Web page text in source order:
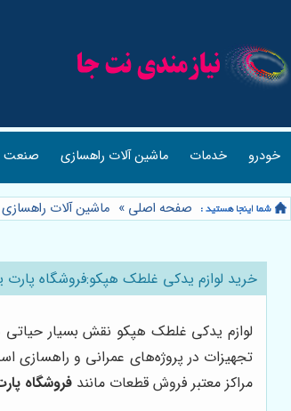
خودرو خدمات ماشین آلات راهسازی صنعت
صفحه اصلی » ماشین آلات راهسازی
خرید لوازم یدکی غلطک هپکو:فروشگاه
لوازم یدکی غلطک هپکو نقش بسیار حیاتی
تجهیزات در پروژه‌های عمرانی و
مراکز معتبر فروش قطعات مانند فروشگاه